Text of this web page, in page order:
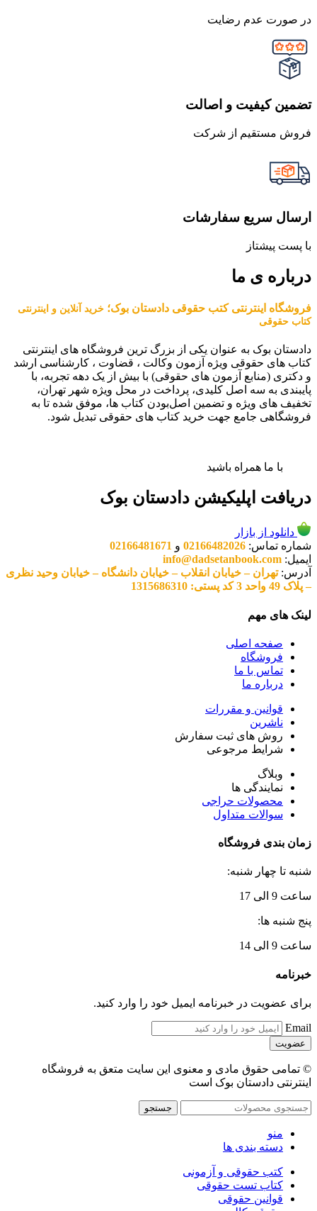
در صورت عدم رضایت
تضمین کیفیت و اصالت
فروش مستقیم از شرکت
ارسال سریع سفارشات
با پست پیشتاز
درباره ی ما
فروشگاه اینترنتی کتب حقوقی دادستان بوک؛ خرید آنلاین و اینترنتی
کتاب حقوقی
دادستان بوک به عنوان یکی از بزرگ ترین فروشگاه های اینترنتی
کتاب های حقوقی ویژه آزمون وکالت ، قضاوت ، کارشناسی ارشد
و دکتری (منابع آزمون های حقوقی) با بیش از یک دهه تجربه، با
پایبندی به سه اصل کلیدی، پرداخت در محل ویژه شهر تهران،
تخفیف های ویژه و تضمین اصل‌بودن کتاب ها، موفق شده تا به
فروشگاهی جامع جهت خرید کتاب های حقوقی تبدیل شود.
با ما همراه باشید
دریافت اپلیکیشن دادستان بوک
دانلود از بازار
شماره تماس: 02166482026 و 02166481671
ایمیل: info@dadsetanbook.com
آدرس:تهران – خیابان انقلاب – خیابان دانشگاه – خیابان وحید نظری
– پلاک 49 واحد 3 کد پستی: 1315686310
لینک های مهم
صفحه اصلی
فروشگاه
تماس با ما
درباره ما
قوانین و مقررات
ناشرین
روش های ثبت سفارش
شرایط مرجوعی
وبلاگ
نمایندگی ها
محصولات حراجی
سوالات متداول
زمان بندی فروشگاه
شنبه تا چهار شنبه:
ساعت 9 الی 17
پنج شنبه ها:
ساعت 9 الی 14
خبرنامه
برای عضویت در خبرنامه ایمیل خود را وارد کنید.
Email
© تمامی حقوق مادی و معنوی این سایت متعق به فروشگاه
اینترنتی دادستان بوک است
جستجو
منو
دسته بندی ها
کتب حقوقی و آزمونی
کتاب تست حقوقی
قوانین حقوقی